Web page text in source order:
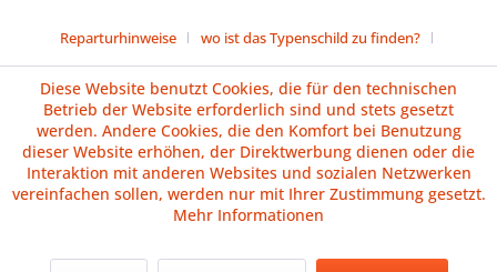
Reparturhinweise
wo ist das Typenschild zu finden?
Versand und Zahlungsbedingungen
Impressum
AGB
Widerrufsrecht
Datenschutz Batteriehinweise
Vertrag widerrufen
Diese Website benutzt Cookies, die für den technischen
Betrieb der Website erforderlich sind und stets gesetzt
werden. Andere Cookies, die den Komfort bei Benutzung
dieser Website erhöhen, der Direktwerbung dienen oder die
Interaktion mit anderen Websites und sozialen Netzwerken
vereinfachen sollen, werden nur mit Ihrer Zustimmung gesetzt.
Mehr Informationen